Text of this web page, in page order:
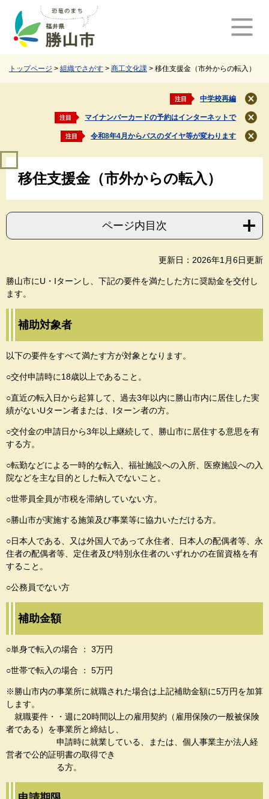
トップページ > 組織でさがす > 商工文化課 > 移住支援金（市外からの転入）
注目 中学校再編
閉
じ
る
注目 マイナンバーカードの予約はインターネットで
閉
じ
る
注目 令和8年4月からバスのダイヤ等が変わります
閉
移住支援金（市外からの転入）
ページ内目次
更新日：2026年1月6日更新
勝山市にU・Iターンし、下記の要件を満たした方に奨励金を交付し
ます。
補助対象者
以下の要件をすべて満たす方が対象となります。
○交付申請時に18歳以上であること。
○直近の転入日から起算して、過去3年以内に勝山市内に居住した実
績がないUターン者または、Iターン者の方。
○交付金の申請日から3年以上継続して、勝山市に居住する意思を有
する方。
○転勤などによる一時的な転入、福祉施設への入所、医療施設への入
院などを主な目的とした転入でないこと。
○世帯員全員が市税を滞納していない方。
○勝山市が実施する施策及び事業等に協力いただける方。
○日本人である、又は外国人であって永住者、日本人の配偶者等、永
住者の配偶者等、定住者及び特別永住者のいずれかの在留資格を有
すること。
○公務員でない方
補助金額
○単身で転入の場合 ： 3万円
○世帯で転入の場合 ： 5万円
※勝山市内の事業所に就職された場合は上記補助金額に5万円を加算
します。
就職要件・・週に20時間以上の雇用契約（雇用保険の一般被保険
者である）を事業所と締結し、
申請時に就業している、または、個人事業主か法人経
営者で公的証明書の取得でき
る方。